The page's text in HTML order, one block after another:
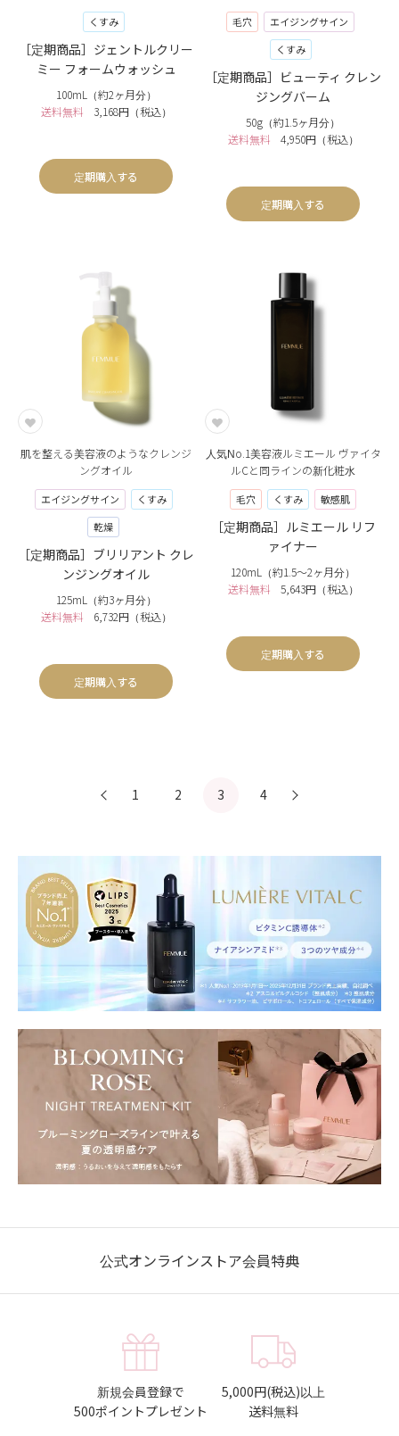
くすみ
［定期商品］ジェントルクリー
ミー フォームウォッシュ
100mL（約2ヶ月分）
送料無料
3,168円（税込）
定期購入する
毛穴
エイジングサイン
くすみ
［定期商品］ビューティ クレン
ジングバーム
50g（約1.5ヶ月分）
送料無料
4,950円（税込）
定期購入する
肌を整える美容液のようなクレンジ
ングオイル
エイジングサイン
乾燥
くすみ
［定期商品］ブリリアント クレ
ンジングオイル
125mL（約3ヶ月分）
送料無料
6,732円（税込）
定期購入する
人気No.1美容液ルミエール ヴァイタ
ルCと同ラインの新化粧水
毛穴 敏感肌
くすみ
［定期商品］ルミエール リフ
ァイナー
120mL（約1.5〜2ヶ月分）
送料無料
5,643円（税込）
定期購入する
1 2 3 4
公式オンラインストア会員特典
新規会員登録で
500ポイントプレゼント
5,000円(税込)以上
送料無料